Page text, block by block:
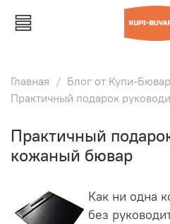
Главная
Блог от Купи-
Практичный подарок
Практичный
кожаный бювар
Как ни одна
без